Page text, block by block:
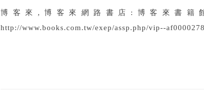
博客來,博客來網路書店:博客來書
http://www.books.com.tw/exep/assp.php/vip--